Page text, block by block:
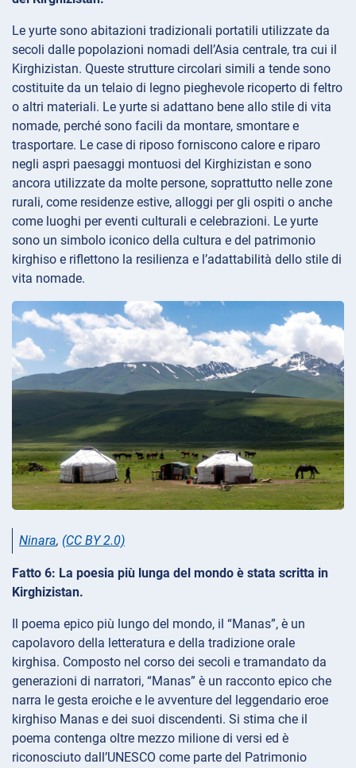
Le yurte sono abitazioni tradizionali portatili utilizzate da
secoli dalle popolazioni nomadi dell’Asia centrale, tra cui il
Kirghizistan. Queste strutture circolari simili a tende sono
costituite da un telaio di legno pieghevole ricoperto di feltro
o altri materiali. Le yurte si adattano bene allo stile di vita
nomade, perché sono facili da montare, smontare e
trasportare. Le case di riposo forniscono calore e riparo
negli aspri paesaggi montuosi del Kirghizistan e sono
ancora utilizzate da molte persone, soprattutto nelle zone
rurali, come residenze estive, alloggi per gli ospiti o anche
come luoghi per eventi culturali e celebrazioni. Le yurte
sono un simbolo iconico della cultura e del patrimonio
kirghiso e riflettono la resilienza e l’adattabilità dello stile di
vita nomade.
Ninara, (CC BY 2.0)
Fatto 6: La poesia più lunga del mondo è stata scritta in
Kirghizistan.
Il poema epico più lungo del mondo, il “Manas”, è un
capolavoro della letteratura e della tradizione orale
kirghisa. Composto nel corso dei secoli e tramandato da
generazioni di narratori, “Manas” è un racconto epico che
narra le gesta eroiche e le avventure del leggendario eroe
kirghiso Manas e dei suoi discendenti. Si stima che il
poema contenga oltre mezzo milione di versi ed è
riconosciuto dall’UNESCO come parte del Patrimonio